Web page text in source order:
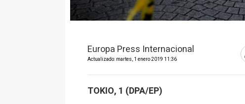
Europa Press Internacional
Actualizado: martes, 1 enero 2019 11:36
TOKIO, 1 (DPA/EP)